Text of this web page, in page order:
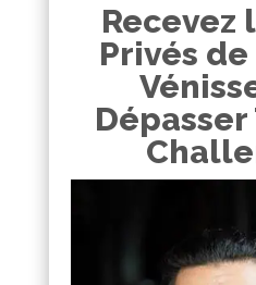
Recevez
Privés
Dépasser